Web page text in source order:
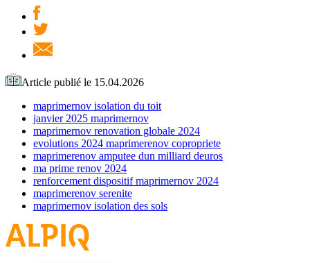
Article publié le 15.04.2026
maprimernov isolation du toit
janvier 2025 maprimernov
maprimernov renovation globale 2024
evolutions 2024 maprimerenov copropriete
maprimerenov amputee dun milliard deuros
ma prime renov 2024
renforcement dispositif maprimernov 2024
maprimerenov serenite
maprimernov isolation des sols